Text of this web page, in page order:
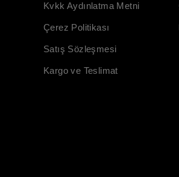
Kvkk Aydınlatma Metni
Çerez Politikası
Satış Sözleşmesi
Kargo ve Teslimat